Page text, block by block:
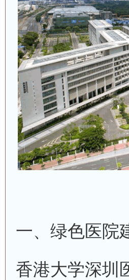
一、绿色医院
香港大学深圳